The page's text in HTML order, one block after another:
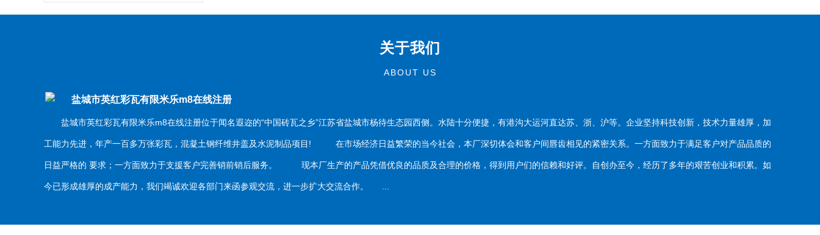
关于我们
ABOUT US
盐城市英红彩瓦有限米乐m8在线注册
盐城市英红彩瓦有限米乐m8在线注册位于闻名遐迩的“中国砖瓦之乡”江苏省盐城市杨待生态园西侧。水陆十分便捷，有港沟大运河直达苏、浙、沪等。企业坚持科技创新，技术力量雄厚，加
工能力先进，年产一百多万张彩瓦，混凝土钢纤维井盖及水泥制品项目! 在市场经济日益繁荣的当今社会，本厂深切体会和客户间唇齿相见的紧密关系。一方面致力于满足客户对产品品质的
日益严格的 要求；一方面致力于支援客户完善销前销后服务。 现本厂生产的产品凭借优良的品质及合理的价格，得到用户们的信赖和好评。自创办至今，经历了多年的艰苦创业和积累。如
今已形成雄厚的成产能力，我们竭诚欢迎各部门来函参观交流，进一步扩大交流合作。 ...